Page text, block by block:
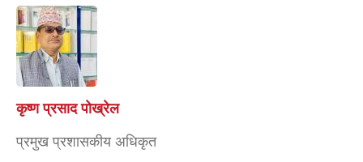
कृष्ण प्रसाद पोख्रेल
प्रमुख प्रशासकीय अधिकृत